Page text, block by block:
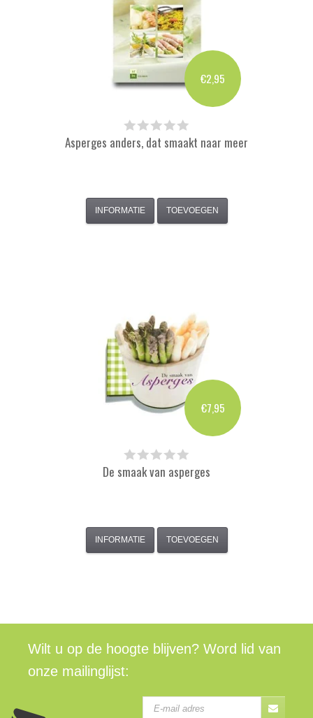
€2,95
Asperges anders, dat smaakt naar meer
INFORMATIE TOEVOEGEN
€7,95
De smaak van asperges
INFORMATIE TOEVOEGEN
Wilt u op de hoogte blijven? Word lid van
onze mailinglijst: